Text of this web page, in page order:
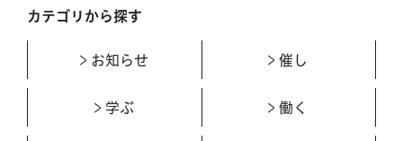
カテゴリから探す
お知らせ 催し
学ぶ 働く